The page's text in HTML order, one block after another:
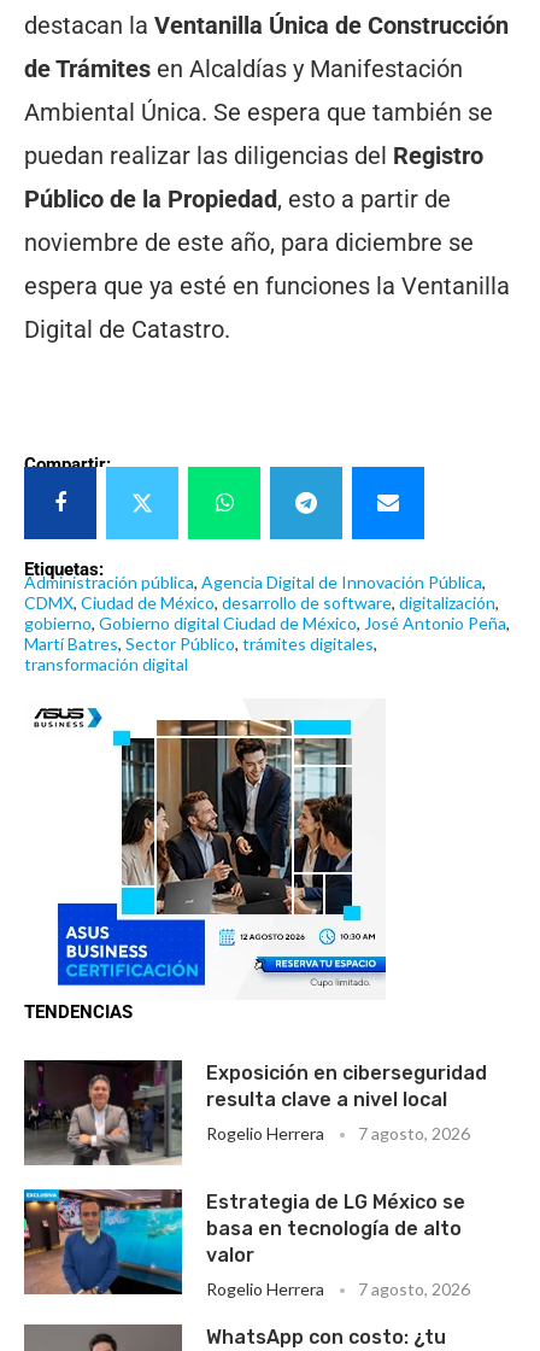
destacan la Ventanilla Única de Construcción
de Trámites en Alcaldías y Manifestación
Ambiental Única. Se espera que también se
puedan realizar las diligencias del Registro
Público de la Propiedad, esto a partir de
noviembre de este año, para diciembre se
espera que ya esté en funciones la Ventanilla
Digital de Catastro.
Compartir:
Etiquetas:
Administración pública, Agencia Digital de Innovación Pública,
CDMX, Ciudad de México, desarrollo de software, digitalización,
gobierno, Gobierno digital Ciudad de México, José Antonio Peña,
Martí Batres, Sector Público, trámites digitales,
transformación digital
TENDENCIAS
Exposición en ciberseguridad
resulta clave a nivel local
Rogelio Herrera 7 agosto, 2026
Estrategia de LG México se
basa en tecnología de alto
valor
Rogelio Herrera 7 agosto, 2026
WhatsApp con costo: ¿tu